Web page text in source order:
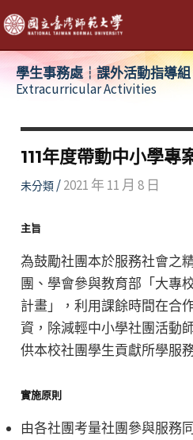
跳
至
主
學生事務處┆課外活動指導組
Extracurricular Activities
111年度帶動中小學專
未分類/2021 年 11 月 8 日
主旨
為鼓勵社團本於服務社會之
團、學會參與教育部「大專
計畫」，利用課餘時間在合
資，除減輕中小學社團活動
供本校社團學生貢獻所學服
實施原則
由各社團考量社團參與服務